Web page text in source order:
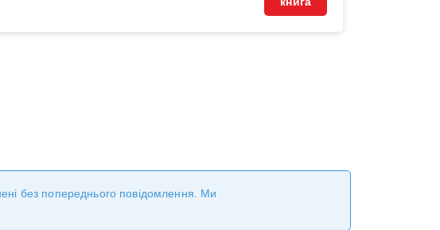
без попереднього повідомлення. Ми